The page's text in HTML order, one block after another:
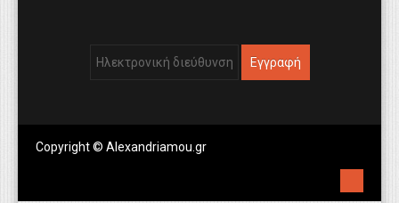
Copyright © Alexandriamou.gr